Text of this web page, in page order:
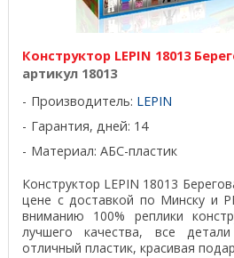
Конструктор LEPIN 18013
артикул 18013
Производитель: LEPIN
Гарантия, дней: 14
Материал: АБС-пластик
Конструктор LEPIN 18013
цене с доставкой по Минску и
вниманию 100% реплики
лучшего качества, все
отличный пластик, красивая